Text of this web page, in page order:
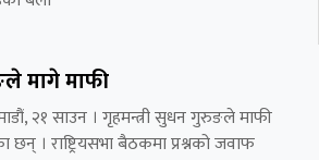
मागे माफी
२१ साउन । गृहमन्त्री सुधन गुरुङले माफी
छन् । राष्ट्रियसभा बैठकमा प्रश्नको जवाफ